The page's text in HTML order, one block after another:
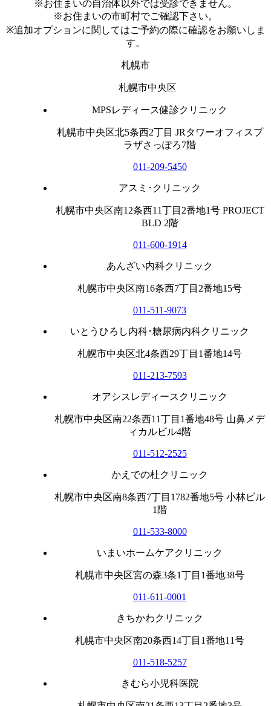
※お住まいの自治体以外では受診できません。
※お住まいの市町村でご確認下さい。
※追加オプションに関してはご予約の際に確認をお願いしま
す。
札幌市
札幌市中央区
MPSレディース健診クリニック
札幌市中央区北5条西2丁目 JRタワーオフィスプ
ラザさっぽろ7階
011-209-5450
アスミ･クリニック
札幌市中央区南12条西11丁目2番地1号 PROJECT
BLD 2階
011-600-1914
あんざい内科クリニック
札幌市中央区南16条西7丁目2番地15号
011-511-9073
いとうひろし内科･糖尿病内科クリニック
札幌市中央区北4条西29丁目1番地14号
011-213-7593
オアシスレディースクリニック
札幌市中央区南22条西11丁目1番地48号 山鼻メデ
ィカルビル4階
011-512-2525
かえでの杜クリニック
札幌市中央区南8条西7丁目1782番地5号 小林ビル
1階
011-533-8000
いまいホームケアクリニック
札幌市中央区宮の森3条1丁目1番地38号
011-611-0001
きちかわクリニック
札幌市中央区南20条西14丁目1番地11号
011-518-5257
きむら小児科医院